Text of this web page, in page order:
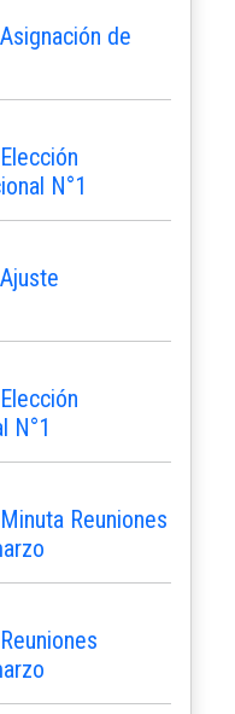
de
N°1
N°1
Reuniones